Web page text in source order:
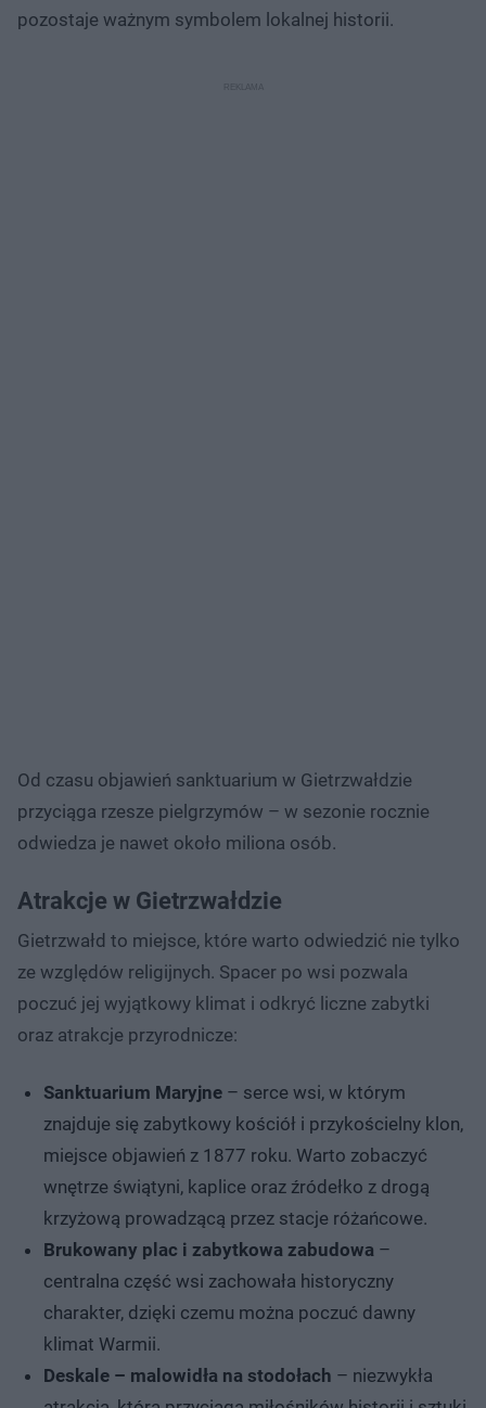
pozostaje ważnym symbolem lokalnej historii.
Od czasu objawień sanktuarium w Gietrzwałdzie
przyciąga rzesze pielgrzymów – w sezonie rocznie
odwiedza je nawet około miliona osób.
Atrakcje w Gietrzwałdzie
Gietrzwałd to miejsce, które warto odwiedzić nie tylko
ze względów religijnych. Spacer po wsi pozwala
poczuć jej wyjątkowy klimat i odkryć liczne zabytki
oraz atrakcje przyrodnicze:
Sanktuarium Maryjne – serce wsi, w którym
znajduje się zabytkowy kościół i przykościelny klon,
miejsce objawień z 1877 roku. Warto zobaczyć
wnętrze świątyni, kaplice oraz źródełko z drogą
krzyżową prowadzącą przez stacje różańcowe.
Brukowany plac i zabytkowa zabudowa –
centralna część wsi zachowała historyczny
charakter, dzięki czemu można poczuć dawny
klimat Warmii.
Deskale – malowidła na stodołach – niezwykła